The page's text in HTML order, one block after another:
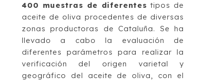
400 muestras de diferentes tipos de
aceite de oliva procedentes de diversas
zonas productoras de Cataluña. Se ha
llevado a cabo la evaluación de
diferentes parámetros para realizar la
verificación del origen varietal y
geográfico del aceite de oliva, con el